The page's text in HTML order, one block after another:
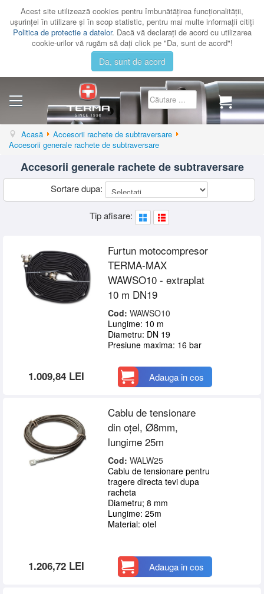
Acest site utilizează cookies pentru îmbunătăţirea funcţionalităţii,
uşurinţei în utilizare şi în scop statistic, pentru mai multe informaţii citiţi
Politica de protectie a datelor. Dacă vă declaraţi de acord cu utilizarea
cookie-urilor vă rugăm să daţi click pe "Da, sunt de acord"!
Da, sunt de acord
CATEGORII
SERVICE
Acasă
Accesorii rachete de subtraversare
Accesorii generale rachete de subtraversare
Accesorii generale rachete de subtraversare
Sortare dupa:
Tip afisare:
Furtun motocompresor
TERMA-MAX
WAWSO10 - extraplat
10 m DN19
Cod: WAWSO10
Lungime: 10 m
Diametru: DN 19
Presiune maxima: 16 bar
1.009,84 LEI Adauga in cos
Cablu de tensionare
din oțel, Ø8mm,
lungime 25m
Cod: WALW25
Cablu de tensionare pentru
tragere directa tevi dupa
racheta
Diametru; 8 mm
Lungime: 25m
Material: otel
1.206,72 LEI Adauga in cos